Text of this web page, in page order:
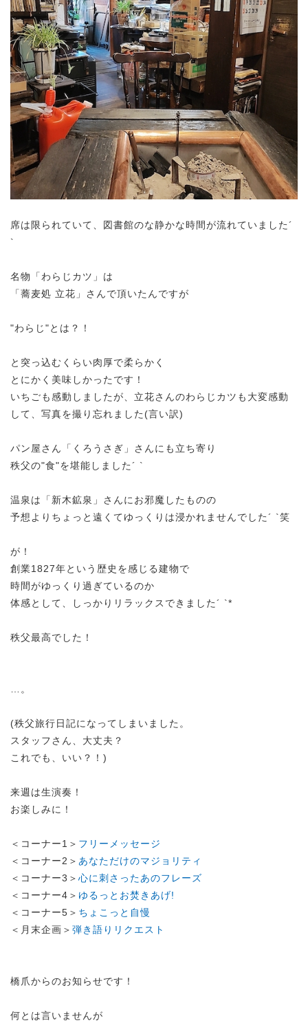
席は限られていて、図書館のな静かな時間が流れていました´
`
名物「わらじカツ」は
「蕎麦処 立花」さんで頂いたんですが
"わらじ"とは？！
と突っ込むくらい肉厚で柔らかく
とにかく美味しかったです！
いちごも感動しましたが、立花さんのわらじカツも大変感動
して、写真を撮り忘れました(言い訳)
パン屋さん「くろうさぎ」さんにも立ち寄り
秩父の"食"を堪能しました´ `
温泉は「新木鉱泉」さんにお邪魔したものの
予想よりちょっと遠くてゆっくりは浸かれませんでした´ `笑
が！
創業1827年という歴史を感じる建物で
時間がゆっくり過ぎているのか
体感として、しっかりリラックスできました´ `*
秩父最高でした！
…。
(秩父旅行日記になってしまいました。
スタッフさん、大丈夫？
これでも、いい？！)
来週は生演奏！
お楽しみに！
＜コーナー1＞ フリーメッセージ
＜コーナー2＞ あなただけのマジョリティ
＜コーナー3＞ 心に刺さったあのフレーズ
＜コーナー4＞ ゆるっとお焚きあげ!
＜コーナー5＞ ちょこっと自慢
＜月末企画＞ 弾き語りリクエスト
橋爪からのお知らせです！
何とは言いませんが